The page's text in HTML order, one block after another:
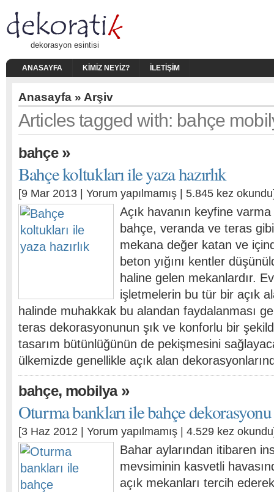
dekorasyon esintisi
ANASAYFA KIMIZ NEYIZ? İLETIŞIM
Anasayfa » Arşiv
Articles tagged with: bahçe
bahçe»
Bahçe koltukları ile yaza hazırlık
[9 Mar 2013 | Yorum yapılmamış | 5.845 kez
Açık havanın keyfine
bahçe, veranda ve teras
mekana değer katan ve
beton yığını kentler
haline gelen mekanlardır.
işletmelerin bu tür bir açık
halinde muhakkak bu alandan faydalanması
teras dekorasyonunun şık ve konforlu bir
tasarım bütünlüğünün de pekişmesini
ülkemizde genellikle açık alan
bahçe, mobilya»
Oturma bankları ile bahçe dekorasyonu
[3 Haz 2012 | Yorum yapılmamış | 4.529 kez
Bahar aylarından itibaren
mevsiminin kasvetli
açık mekanları tercih